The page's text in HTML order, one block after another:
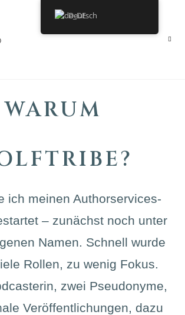
WARUM
ich meinen Authorservices-
– zunächst noch unter
Namen. Schnell wurde
Rollen, zu wenig Fokus.
zwei Pseudonyme,
Veröffentlichungen, dazu
Deutsch